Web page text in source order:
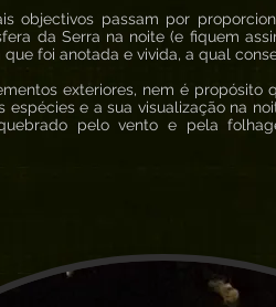
passam por
da Serra na noite (e fiquem
foi anotada e vivida, a qual
exteriores, nem é propósito
espécies e a sua visualização na
pelo vento e pela